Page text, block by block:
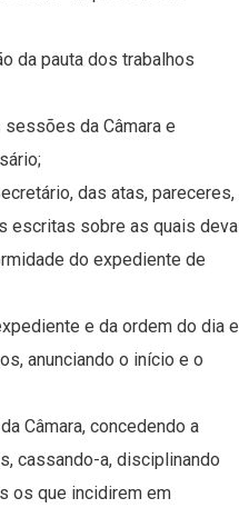
da pauta dos trabalhos
da Câmara e
das atas, pareceres,
escritas sobre as quais deva
do expediente de
e da ordem do dia e
anunciando o início e o
Câmara, concedendo a
cassando-a, disciplinando
os que incidirem em